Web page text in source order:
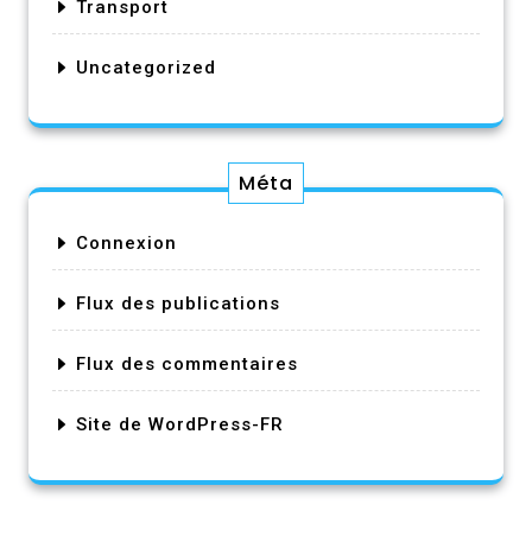
Transport
Uncategorized
Méta
Connexion
Flux des publications
Flux des commentaires
Site de WordPress-FR